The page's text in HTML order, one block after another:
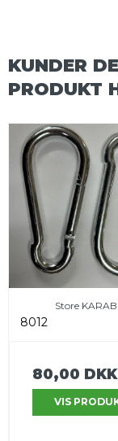
KUNDER
PRODUKT
Store
8012
80,00 DKK
VIS